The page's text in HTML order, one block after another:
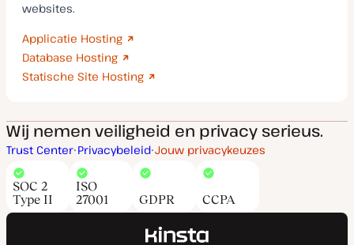
websites.
Applicatie Hosting
Database Hosting
Statische Site Hosting
Wij nemen veiligheid en privacy serieus.
Trust Center Privacybeleid Jouw privacykeuzes
SOC 2
Type II
ISO
27001
GDPR CCPA